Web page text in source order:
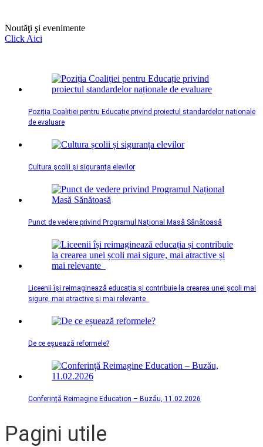
Noutăţi şi evenimente
Click Aici
Poziția Coaliției pentru Educație privind proiectul standardelor naționale
de evaluare
Cultura școlii și siguranța elevilor
Punct de vedere privind Programul Național Masă Sănătoasă
Liceenii își reimaginează educația și contribuie la crearea unei școli mai
sigure, mai atractive și mai relevante
De ce eșuează reformele?
Conferință Reimagine Education – Buzău, 11.02.2026
Pagini utile